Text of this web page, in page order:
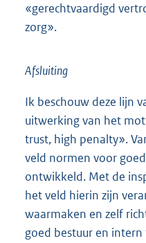
«gerechtvaardigd
zorg».
Afsluiting
Ik beschouw deze lijn
uitwerking van het
trust, high penalty».
veld normen voor
ontwikkeld. Met de
het veld hierin zijn
waarmaken en zelf
goed bestuur en